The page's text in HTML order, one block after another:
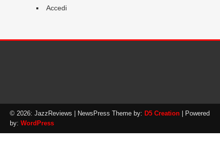
Accedi
© 2026: JazzReviews | NewsPress Theme by: D5 Creation | Powered
by: WordPress